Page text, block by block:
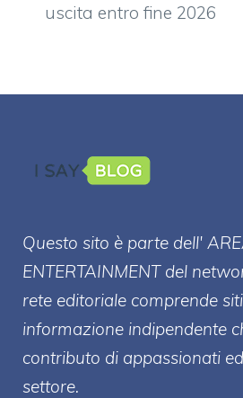
uscita entro fine 2026
Questo sito è parte dell'
ENTERTAINMENT del
rete editoriale comprende
informazione indipendente
contributo di appassionati
settore.